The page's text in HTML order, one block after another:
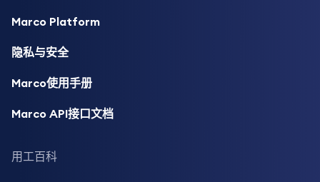
Marco Platform
隐私与安全
Marco使用手册
Marco API接口文档
用工百科